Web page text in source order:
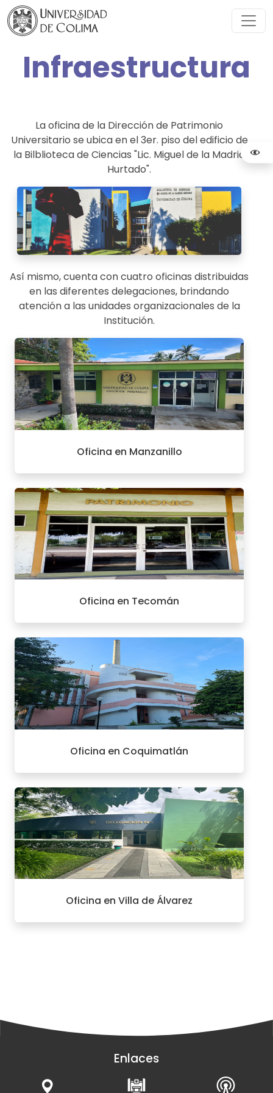
Infraestructura
La oficina de la Dirección de Patrimonio
Universitario se ubica en el 3er. piso del edificio de
la Bilblioteca de Ciencias "Lic. Miguel de la Madrid
Hurtado".
Así mismo, cuenta con cuatro oficinas distribuidas
en las diferentes delegaciones, brindando
atención a las unidades organizacionales de la
Institución.
Oficina en Manzanillo
Oficina en Tecomán
Oficina en Coquimatlán
Oficina en Villa de Álvarez
Enlaces